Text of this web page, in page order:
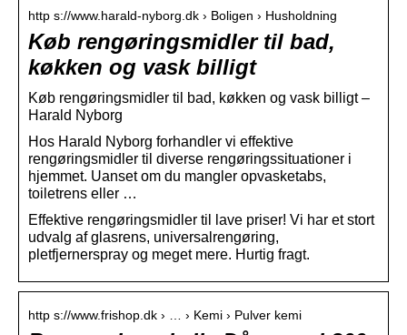
http s://www.harald-nyborg.dk › Boligen › Husholdning
Køb rengøringsmidler til bad,
køkken og vask billigt
Køb rengøringsmidler til bad, køkken og vask billigt –
Harald Nyborg
Hos Harald Nyborg forhandler vi effektive
rengøringsmidler til diverse rengøringssituationer i
hjemmet. Uanset om du mangler opvasketabs,
toiletrens eller …
Effektive rengøringsmidler til lave priser! Vi har et stort
udvalg af glasrens, universalrengøring,
pletfjernerspray og meget mere. Hurtig fragt.
http s://www.frishop.dk › … › Kemi › Pulver kemi